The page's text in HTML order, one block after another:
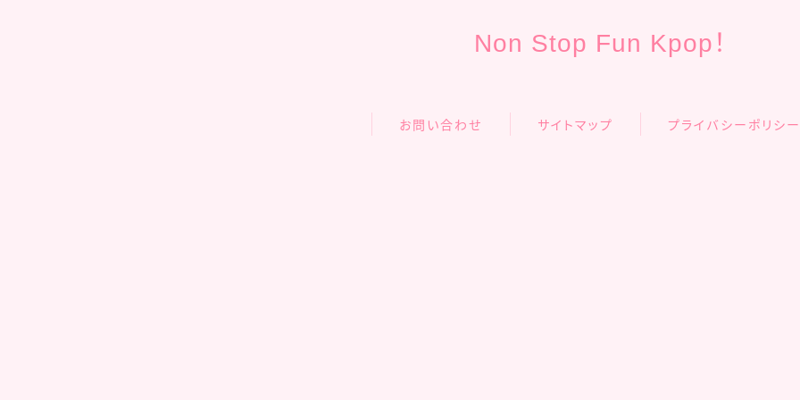
Non Stop Fun Kpop！
お問い合わせ サイトマップ プライバシーポリシ